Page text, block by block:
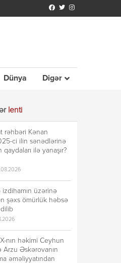
Dünya Digər
lenti
rəhbəri Kənan
ci ilin sənədlərinə
qaydaları ilə yanaşır?
izdihamın üzərinə
şəxs ömürlük həbsə
nın həkimi Ceyhun
Arzu Əskərovanın
əməliyyatından